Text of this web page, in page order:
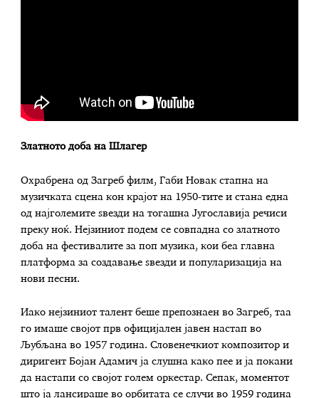
Златното доба на Шлагер
Охрабрена од Загреб филм, Габи Новак стапна на
музичката сцена кон крајот на 1950-тите и стана една
од најголемите ѕвезди на тогашна Југославија речиси
преку ноќ. Нејзиниот подем се совпадна со златното
доба на фестивалите за поп музика, кои беа главна
платформа за создавање ѕвезди и популаризација на
нови песни.
Иако нејзиниот талент беше препознаен во Загреб, таа
го имаше својот прв официјален јавен настап во
Љубљана во 1957 година. Словенечкиот композитор и
диригент Бојан Адамич ја слушна како пее и ја покани
да настапи со својот голем оркестар. Сепак, моментот
што ја лансираше во орбитата се случи во 1959 година